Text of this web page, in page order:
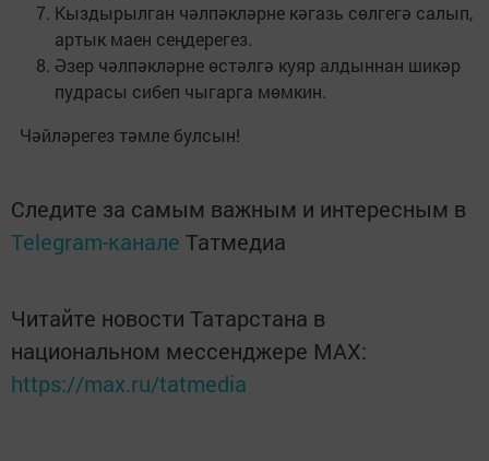
Кыздырылган чәлпәкләрне кәгазь сөлгегә салып,
артык маен сеңдерегез.
Әзер чәлпәкләрне өстәлгә куяр алдыннан шикәр
пудрасы сибеп чыгарга мөмкин.
Чәйләрегез тәмле булсын!
Следите за самым важным и интересным в
Telegram-канале Татмедиа
Читайте новости Татарстана в
национальном мессенджере MАХ:
https://max.ru/tatmedia